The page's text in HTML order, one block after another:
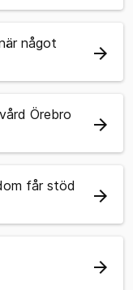
något
arrow_forward
Örebro
arrow_forward
får stöd
arrow_forward
arrow_forward